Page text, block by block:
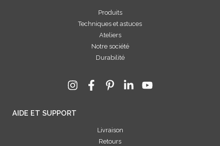
Produits
Techniques et astuces
Ateliers
Notre société
Durabilité
AIDE ET SUPPORT
Livraison
Retours